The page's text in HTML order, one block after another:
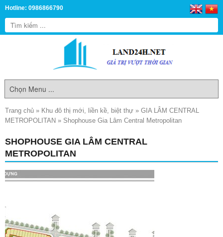
Hotline: 0986866790
Trang chủ » Khu đô thị mới, liền kề, biệt thự » GIA LÂM CENTRAL
METROPOLITAN » Shophouse Gia Lâm Central Metropolitan
SHOPHOUSE GIA LÂM CENTRAL
METROPOLITAN